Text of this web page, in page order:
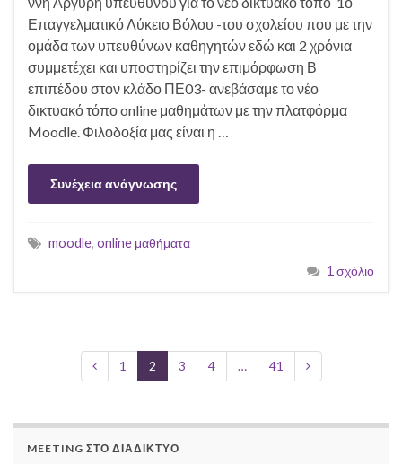
Επαγγελματικό Λύκειο Βόλου -του σχολείου που με την
ομάδα των υπευθύνων καθηγητών εδώ και 2 χρόνια
συμμετέχει και υποστηρίζει την επιμόρφωση Β
επιπέδου στον κλάδο ΠΕ03- ανεβάσαμε το νέο
δικτυακό τόπο online μαθημάτων με την πλατφόρμα
Moodle. Φιλοδοξία μας είναι η …
Συνέχεια ανάγνωσης
moodle, online μαθήματα
1 σχόλιο
1 2 3 4 … 41
MEETING ΣΤΟ ΔΙΑΔΊΚΤΥΟ